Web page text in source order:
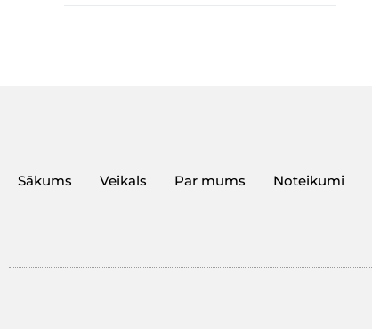
Sākums Veikals Par mums Noteikumi